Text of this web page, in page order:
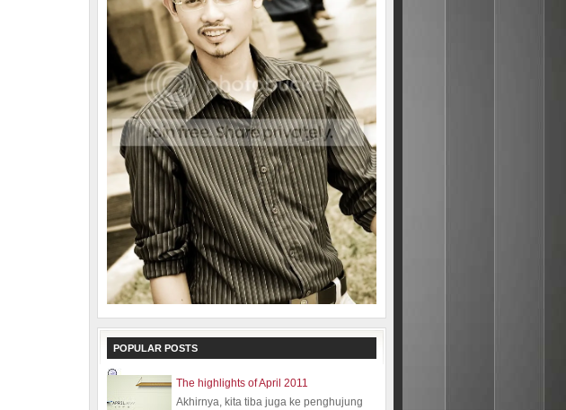
POPULAR POSTS
The highlights of April 2011
Akhirnya, kita tiba juga ke penghujung